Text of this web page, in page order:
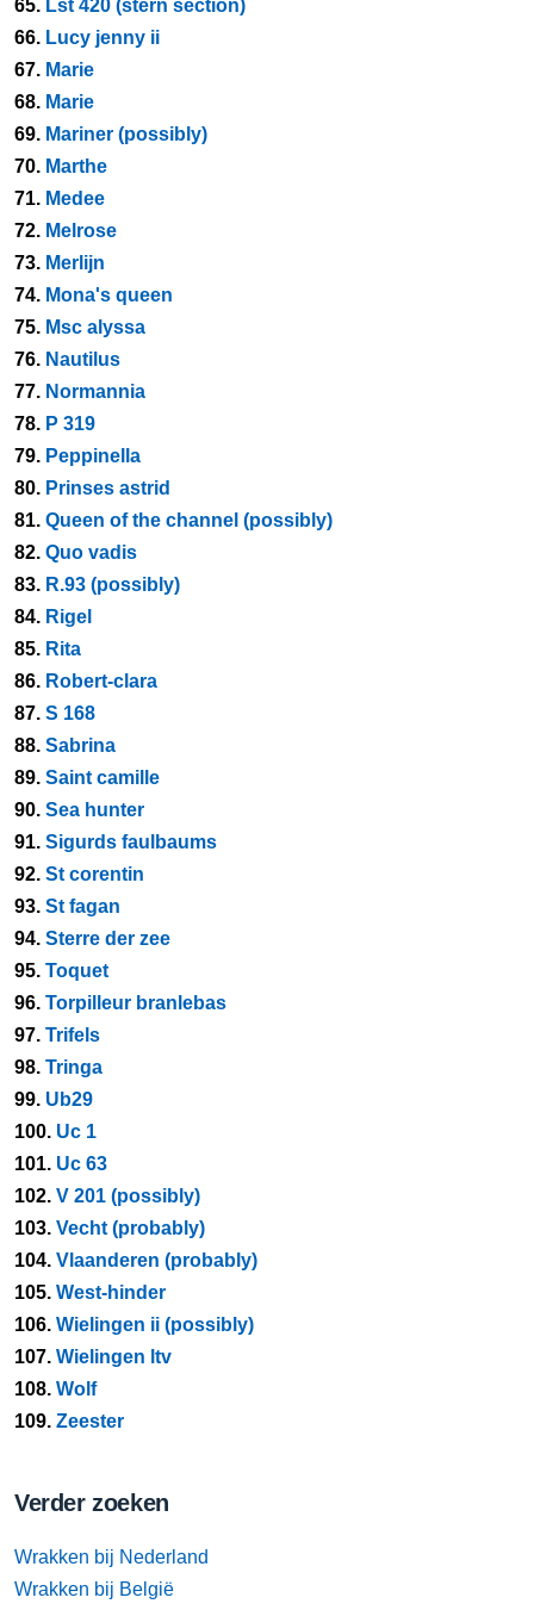
65. Lst 420 (stern section)
66. Lucy jenny ii
67. Marie
68. Marie
69. Mariner (possibly)
70. Marthe
71. Medee
72. Melrose
73. Merlijn
74. Mona's queen
75. Msc alyssa
76. Nautilus
77. Normannia
78. P 319
79. Peppinella
80. Prinses astrid
81. Queen of the channel (possibly)
82. Quo vadis
83. R.93 (possibly)
84. Rigel
85. Rita
86. Robert-clara
87. S 168
88. Sabrina
89. Saint camille
90. Sea hunter
91. Sigurds faulbaums
92. St corentin
93. St fagan
94. Sterre der zee
95. Toquet
96. Torpilleur branlebas
97. Trifels
98. Tringa
99. Ub29
100. Uc 1
101. Uc 63
102. V 201 (possibly)
103. Vecht (probably)
104. Vlaanderen (probably)
105. West-hinder
106. Wielingen ii (possibly)
107. Wielingen ltv
108. Wolf
109. Zeester
Verder zoeken
Wrakken bij Nederland
Wrakken bij België